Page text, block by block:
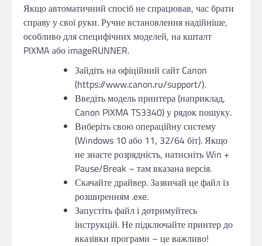
Якщо автоматичний спосіб не спрацював, час брати
справу у свої руки. Ручне встановлення надійніше,
особливо для специфічних моделей, на кшталт
PIXMA або imageRUNNER.
Зайдіть на офіційний сайт Canon
(https://www.canon.ru/support/).
Введіть модель принтера (наприклад,
Canon PIXMA TS3340) у рядок пошуку.
Виберіть свою операційну систему
(Windows 10 або 11, 32/64 біт). Якщо
не знаєте розрядність, натисніть Win +
Pause/Break – там вказана версія.
Скачайте драйвер. Зазвичай це файл із
розширенням .exe.
Запустіть файл і дотримуйтесь
інструкцій. Не підключайте принтер до
вказівки програми – це важливо!